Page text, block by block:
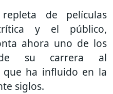
de películas
y el público,
ahora uno de los
de su carrera al
ha influido en la
siglos.